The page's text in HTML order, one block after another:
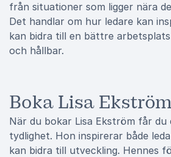
från situationer som ligger nära
Det handlar om hur ledare kan
kan bidra till en bättre
och hållbar.
Boka Lisa
När du bokar Lisa Ekström får
tydlighet. Hon inspirerar både
kan bidra till utveckling. Hennes